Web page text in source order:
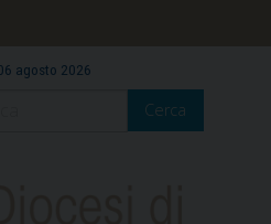
agosto 2026
Cerca